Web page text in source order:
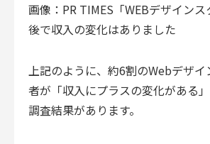
画像：PR TIMES「WEBデザイン
後で収入の変化はありました
上記のように、約6割のWebデザ
者が「収入にプラスの変化がある
調査結果があります。